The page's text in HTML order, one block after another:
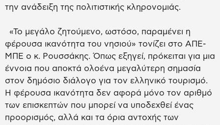
την ανάδειξη της πολιτιστικής κληρονομιάς.
«Το μεγάλο ζητούμενο, ωστόσο, παραμένει η
φέρουσα ικανότητα του νησιού» τονίζει στο ΑΠΕ-
ΜΠΕ ο κ. Ρουσσάκης. Όπως εξηγεί, πρόκειται για μια
έννοια που αποκτά ολοένα μεγαλύτερη σημασία
στον δημόσιο διάλογο για τον ελληνικό τουρισμό.
Η φέρουσα ικανότητα δεν αφορά μόνο τον αριθμό
των επισκεπτών που μπορεί να υποδεχθεί ένας
προορισμός, αλλά και τα όρια αντοχής των